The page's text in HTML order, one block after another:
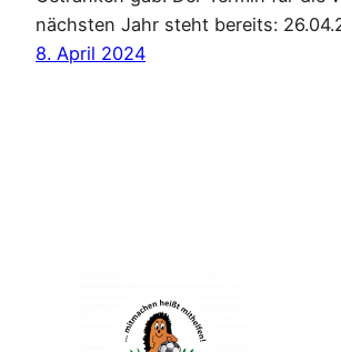
nächsten Jahr steht bereits:
8. April 2024